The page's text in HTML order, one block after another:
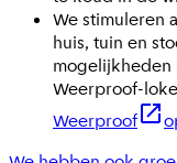
We stimuleren
huis, tuin en
mogelijkheden
Weerproof-
Weerproof